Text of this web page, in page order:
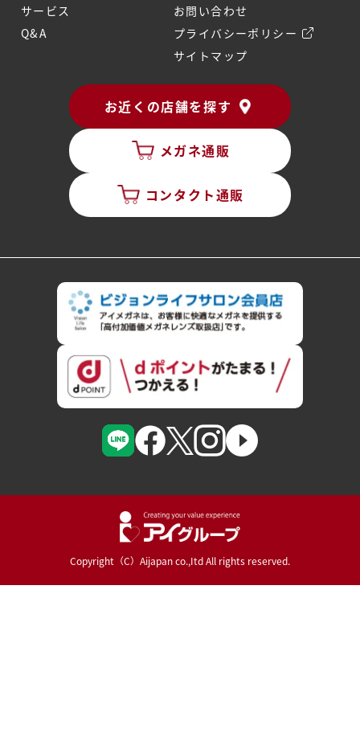
サービス
Q&A
お問い合わせ
プライバシーポリシー
サイトマップ
お近くの店舗を探す
メガネ通販
コンタクト通販
Copyright（C）Aijapan co.,Itd All rights reserved.